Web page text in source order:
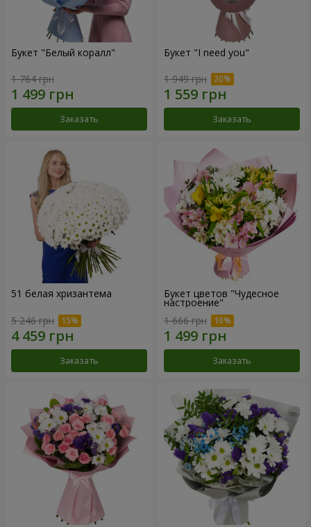
Букет "Белый коралл"
1 764 грн
Заказать
Букет "I need you"
1 949 грн
Заказать
51 белая хризантема
5 246 грн
Заказать
Букет цветов "Чудесное
настроение"
1 666 грн
Заказать